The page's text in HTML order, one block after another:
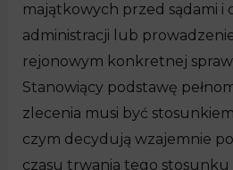
majątkowych przed sądami i
administracji lub
rejonowym konkretnej
Stanowiący podstawę
zlecenia musi być
czym decydują wzajemnie
czasu trwania tego